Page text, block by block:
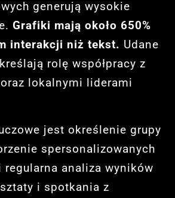
generują wysokie
Grafiki mają około 650%
interakcji niż tekst. Udane
rolę współpracy z
lokalnymi liderami
jest określenie grupy
spersonalizowanych
analiza wyników
i spotkania z